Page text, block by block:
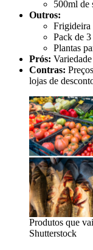
500ml de
Outros:
Frigideira
Pack de
Plantas
Prós:
Contras:
lojas de
Produtos que
Shutterstock